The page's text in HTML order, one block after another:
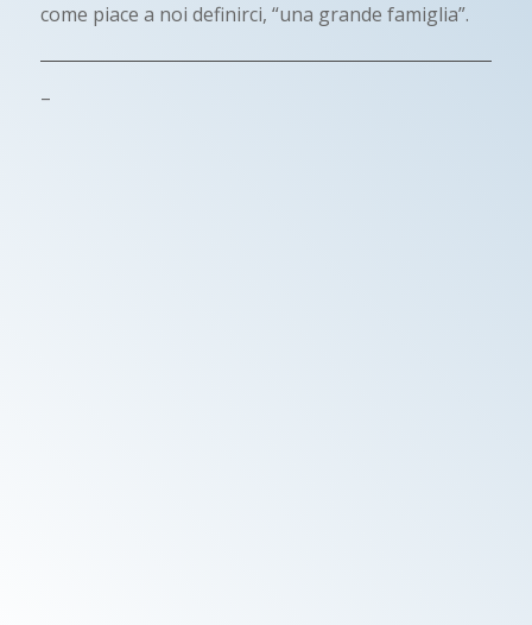
come piace a noi definirci, “una grande famiglia”.
–